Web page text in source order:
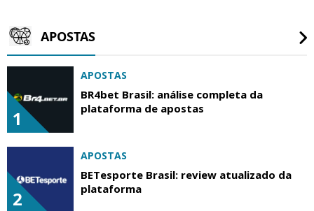
APOSTAS
1
APOSTAS
BR4bet Brasil: análise completa da
plataforma de apostas
2
APOSTAS
BETesporte Brasil: review atualizado da
plataforma